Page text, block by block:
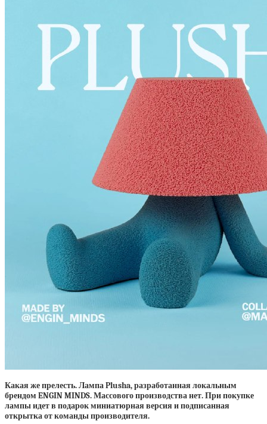
Какая же прелесть. Лампа Plusha, разработанная локальным
брендом ENGIN MINDS. Массового производства нет. При покупке
лампы идет в подарок миниатюрная версия и подписанная
открытка от команды производителя.